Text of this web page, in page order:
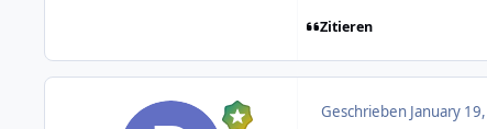
Zitieren
Geschrieben January